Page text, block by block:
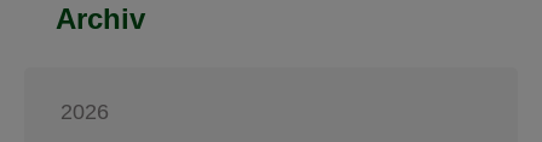
Archiv
2026